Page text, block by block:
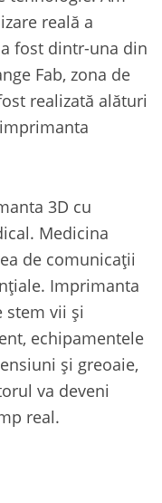
reală a
fost dintr-una din
Fab, zona de
realizată alături
3D cu
Medicina
de comunicații
Imprimanta
stem vii și
echipamentele
și greoaie,
va deveni
real.